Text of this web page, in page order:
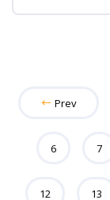
Prev
6 7
12 13